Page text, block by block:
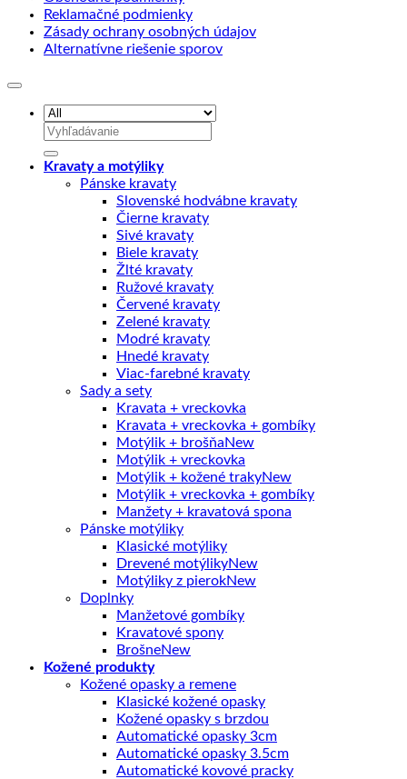
Reklamačné podmienky
Zásady ochrany osobných údajov
Alternatívne riešenie sporov
Hľadať:
Kravaty a motýliky
Pánske kravaty
Slovenské hodvábne kravaty
Čierne kravaty
Sivé kravaty
Biele kravaty
Žlté kravaty
Ružové kravaty
Červené kravaty
Zelené kravaty
Modré kravaty
Hnedé kravaty
Viac-farebné kravaty
Sady a sety
Kravata + vreckovka
Kravata + vreckovka + gombíky
Motýlik + brošňa
Motýlik + vreckovka
Motýlik + kožené traky
Motýlik + vreckovka + gombíky
Manžety + kravatová spona
Pánske motýliky
Klasické motýliky
Drevené motýliky
Motýliky z pierok
Doplnky
Manžetové gombíky
Kravatové spony
Brošne
Kožené produkty
Kožené opasky a remene
Klasické kožené opasky
Kožené opasky s brzdou
Automatické opasky 3cm
Automatické opasky 3.5cm
Automatické kovové pracky